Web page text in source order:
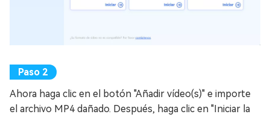
Ahora haga clic en el botón "Añadir vídeo(s)" e importe
el archivo MP4 dañado. Después, haga clic en "Iniciar la